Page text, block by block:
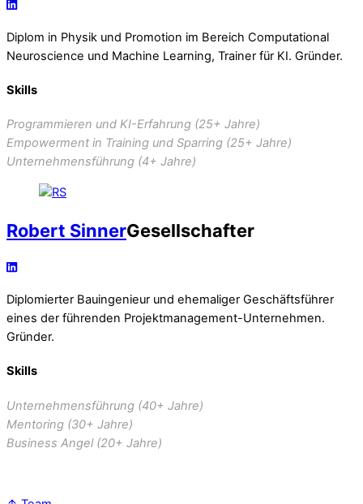
Diplom in Physik und Promotion im Bereich Computational
Neuroscience und Machine Learning, Trainer für KI. Gründer.
Skills
Programmieren und KI-Erfahrung (25+ Jahre)
Empowerment in Training und Sparring (25+ Jahre)
Unternehmensführung (4+ Jahre)
Robert SinnerGesellschafter
Diplomierter Bauingenieur und ehemaliger Geschäftsführer
eines der führenden Projektmanagement-Unternehmen.
Gründer.
Skills
Unternehmensführung (40+ Jahre)
Mentoring (30+ Jahre)
Business Angel (20+ Jahre)